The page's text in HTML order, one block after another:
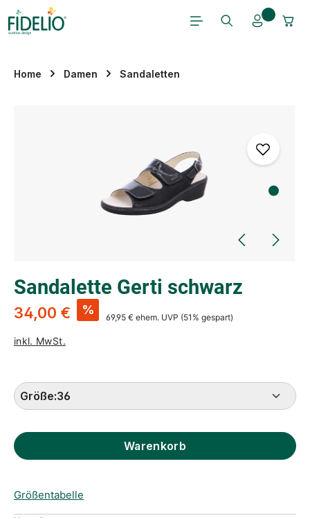
Zum Hauptinhalt springen
Home Damen Sandaletten
Sandalette Gerti schwarz
34,00 € %
69,95 € ehem. UVP (51% gespart)
inkl. MwSt.
Größe:36
Warenkorb
Größentabelle